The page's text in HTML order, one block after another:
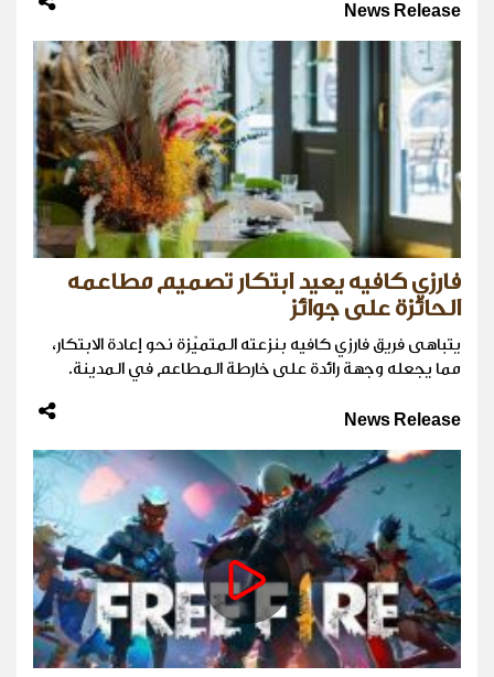
News Release
فارزي كافيه يعيد ابتكار تصميم مطاعمه
الحائزة على جوائز
يتباهى فريق فارزي كافيه بنزعته المتميّزة نحو إعادة الابتكار،
مما يجعله وجهة رائدة على خارطة المطاعم في المدينة.
News Release